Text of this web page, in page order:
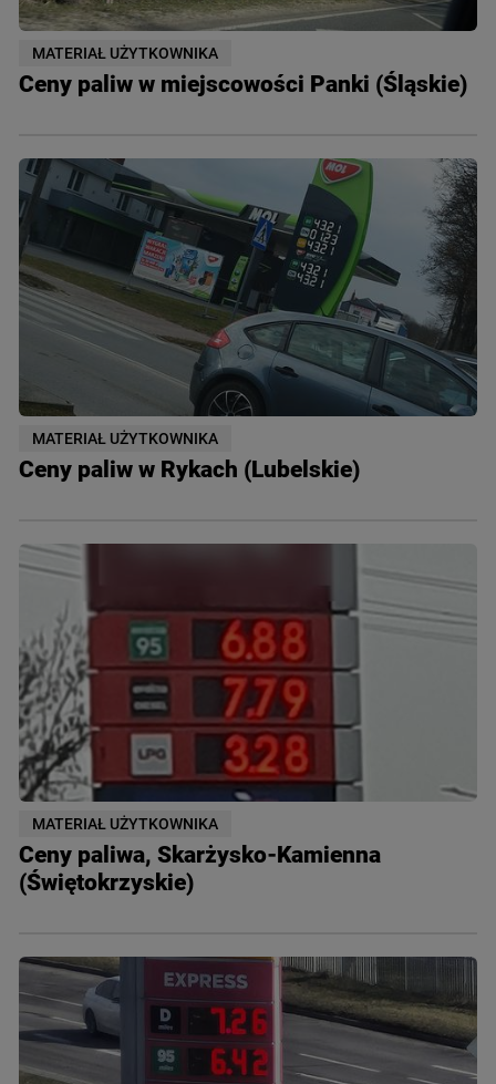
MATERIAŁ UŻYTKOWNIKA
Ceny paliw w miejscowości Panki (Śląskie)
MATERIAŁ UŻYTKOWNIKA
Ceny paliw w Rykach (Lubelskie)
MATERIAŁ UŻYTKOWNIKA
Ceny paliwa, Skarżysko-Kamienna
(Świętokrzyskie)